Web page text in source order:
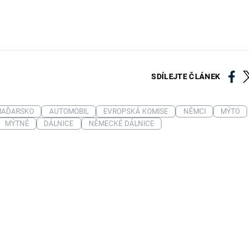
SDÍLEJTE ČLÁNEK
AUTOMOBIL EVROPSKÁ KOMISE NĚMCI
MÝTO
MÝTNÉ DÁLNICE NĚMECKÉ DÁLNICE